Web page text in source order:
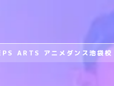
ARTS アニメダンス池袋校